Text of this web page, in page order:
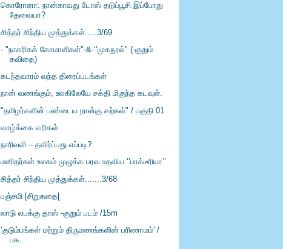
கொரோனா: நான்காவது டோஸ் தடுப்பூசி இப்போது
தேவையா?
சித்தர் சிந்திய முத்துக்கள்.....3/69
- "நாகரிகக் கோமாளிகள்"-&-‘’முகநூல்" (-குறும்
கவிதை)
கடந்தவாரம் வந்த திரைப்படங்கள்
நான் வணங்கும், உலகிலேயே சக்தி மிகுந்த கடவுள்.
"தமிழர்களின் பண்டைய நான்கு கற்கள்" / பகுதி 01
வாழ்க்கை வரிகள்
நாரிவலி – தவிர்ப்பது எப்படி?
மனிதர்கள் உலகம் முழுக்க பரவ உதவிய ‘’பாக்டீரியா’’
சித்தர் சிந்திய முத்துக்கள்.......3/68
பஞ்சமி [சிறுகதை[
லாடு லபக்கு தாஸ் -குறும் படம் /15m
'குடும்பங்கள் மற்றும் திருமணங்களின் பரிணாமம்' /
பக...